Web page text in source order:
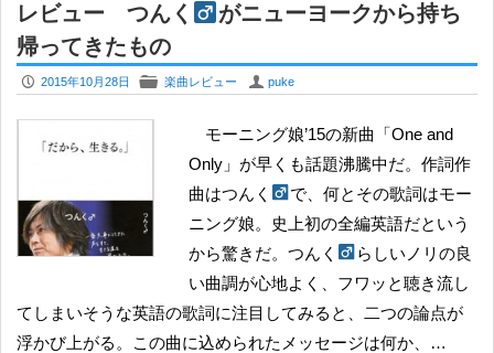
レビュー つんく
がニューヨークから持ち
帰ってきたもの
P 2015年10月28日 F 楽曲レビュー U puke
モーニング娘’15の新曲「One and
Only」が早くも話題沸騰中だ。作詞作
曲はつんく
で、何とその歌詞はモー
ニング娘。史上初の全編英語だという
から驚きだ。つんく
らしいノリの良
い曲調が心地よく、フワッと聴き流し
てしまいそうな英語の歌詞に注目してみると、二つの論点が
浮かび上がる。この曲に込められたメッセージは何か、…